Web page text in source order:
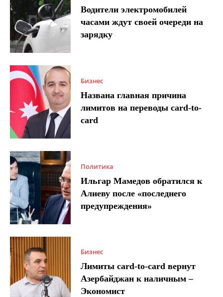
Водители электромобилей
часами ждут своей очереди на
зарядку
Бизнес
Названа главная причина
лимитов на переводы card-to-
card
Политика
Ильгар Мамедов обратился к
Алиеву после «последнего
предупреждения»
Бизнес
Лимиты card-to-card вернут
Азербайджан к наличным –
Экономист